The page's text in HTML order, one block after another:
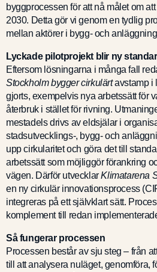
byggprocessen för att nå målet om
2030. Detta gör vi genom en tydlig
mellan aktörer i bygg- och
Lyckade pilotprojekt blir ny
Eftersom lösningarna i många fall
Stockholm bygger cirkulärtavstamp i
gjorts, exempelvis nya arbetssätt för
återbruk i stället för rivning.
mestadels drivs av eldsjälar i
stadsutvecklings-, bygg- och
upp cirkularitet och göra det till
arbetssätt som möjliggör förankring
vägen. Därför utvecklarKlimatarena
en ny cirkulär innovationsprocess
integreras på ett självklart sätt.
komplement till redan
Så fungerar processen
Processen består av sju steg – från
till att analysera nuläget, genomföra,